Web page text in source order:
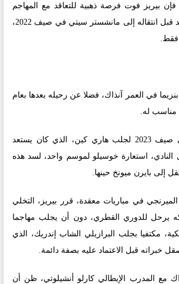
فإن بيريز فوت فرصة ذهبية للتعاقد مع المهاجم
النرويجي إيرلينج هالاند قبل انتقاله إلى مانشستر سيتي في صيف 2022،
في العمر آنذاك، فضلا عن رحيله بعدها بعام
مناسب له.
وبدلًا من التحرك في صيف 2023 لجلب هاري كين، الذي كان يستعد
النادي، استعارة خوسيلو لموسم واحد، لسد هذه
إلى بايرن ميونخ حينها.
في مباريات معقدة، قرر بيريز، التخلي
يرحل للدوري القطري، دون أن يجلب مهاجما
مكتفيا بجلب البرازيلي الشاب إندريك، الذي
خبراته قبل الاعتماد عليه بصفة دائمة.
مع المدرب الإيطالي كارلو أنشيلوتي، ظن أن